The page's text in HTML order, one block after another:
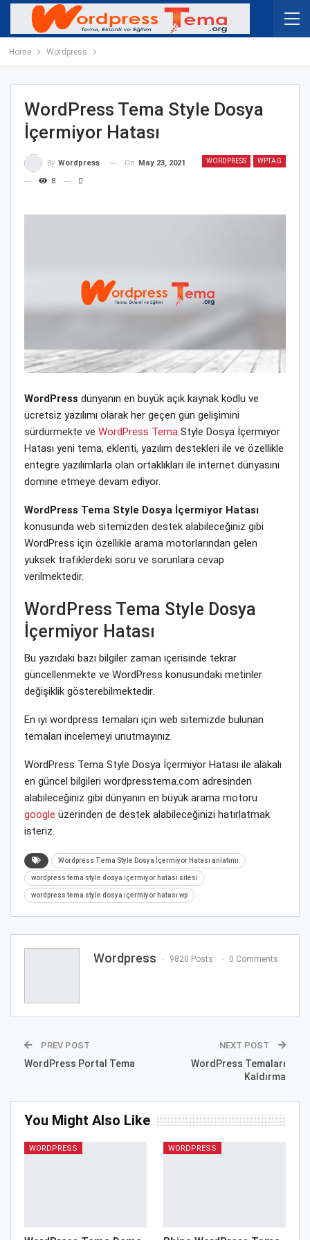
Home Wordpress
WordPress Tema Style Dosya
İçermiyor Hatası
WORDPRESS WPTAG
By Wordpress On May 23, 2021
8
WordPress dünyanın en büyük açık kaynak kodlu ve
ücretsiz yazılımı olarak her geçen gün gelişimini
sürdürmekte ve WordPress Tema Style Dosya İçermiyor
Hatası yeni tema, eklenti, yazılım destekleri ile ve özellikle
entegre yazılımlarla olan ortaklıkları ile internet dünyasını
domine etmeye devam ediyor.
WordPress Tema Style Dosya İçermiyor Hatası
konusunda web sitemizden destek alabileceğiniz gibi
WordPress için özellikle arama motorlarından gelen
yüksek trafiklerdeki soru ve sorunlara cevap
verilmektedir.
WordPress Tema Style Dosya
İçermiyor Hatası
Bu yazıdaki bazı bilgiler zaman içerisinde tekrar
güncellenmekte ve WordPress konusundaki metinler
değişiklik gösterebilmektedir.
En iyi wordpress temaları için web sitemizde bulunan
temaları incelemeyi unutmayınız.
WordPress Tema Style Dosya İçermiyor Hatası ile alakalı
en güncel bilgileri wordpresstema.com adresinden
alabileceğiniz gibi dünyanın en büyük arama motoru
google üzerinden de destek alabileceğinizi hatırlatmak
isteriz.
Wordpress Tema Style Dosya İçermiyor Hatası anlatımı
wordpress tema style dosya içermiyor hatası sitesi
wordpress tema style dosya içermiyor hatası wp
Wordpress 9820 Posts 0 Comments
PREV POST
WordPress Portal Tema
NEXT POST
WordPress Temaları
Kaldırma
You Might Also Like
WORDPRESS WORDPRESS